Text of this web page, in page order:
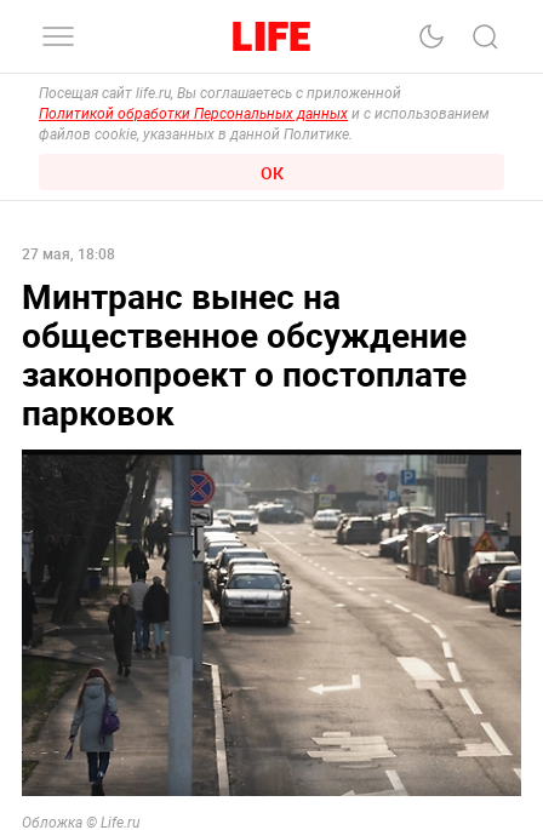
Посещая сайт life.ru, Вы соглашаетесь с приложенной
Политикой обработки Персональных данных и с использованием
файлов cookie, указанных в данной Политике.
ОК
27 мая, 18:08
Минтранс вынес на
общественное обсуждение
законопроект о постоплате
парковок
Обложка © Life.ru